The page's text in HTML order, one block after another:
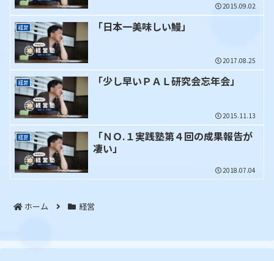
2015.09.02
経営 「日本一美味しい鰻」
2017.08.25
経営 「少し早いＰＡＬ研究会忘年会」
2015.11.13
経営
「ＮＯ.１実践塾第４回の成果報告が
凄い」
2018.07.04
ホーム 経営